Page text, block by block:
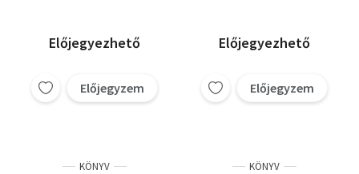
Előjegyezhető
Előjegyzem
Előjegyezhető
Előjegyzem
KÖNYV KÖNYV